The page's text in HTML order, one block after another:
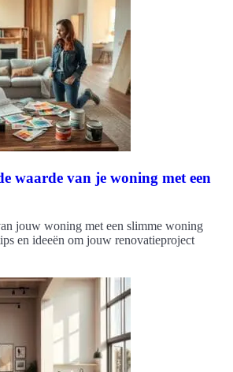
waarde van je woning met een
jouw woning met een slimme woning
en ideeën om jouw renovatieproject